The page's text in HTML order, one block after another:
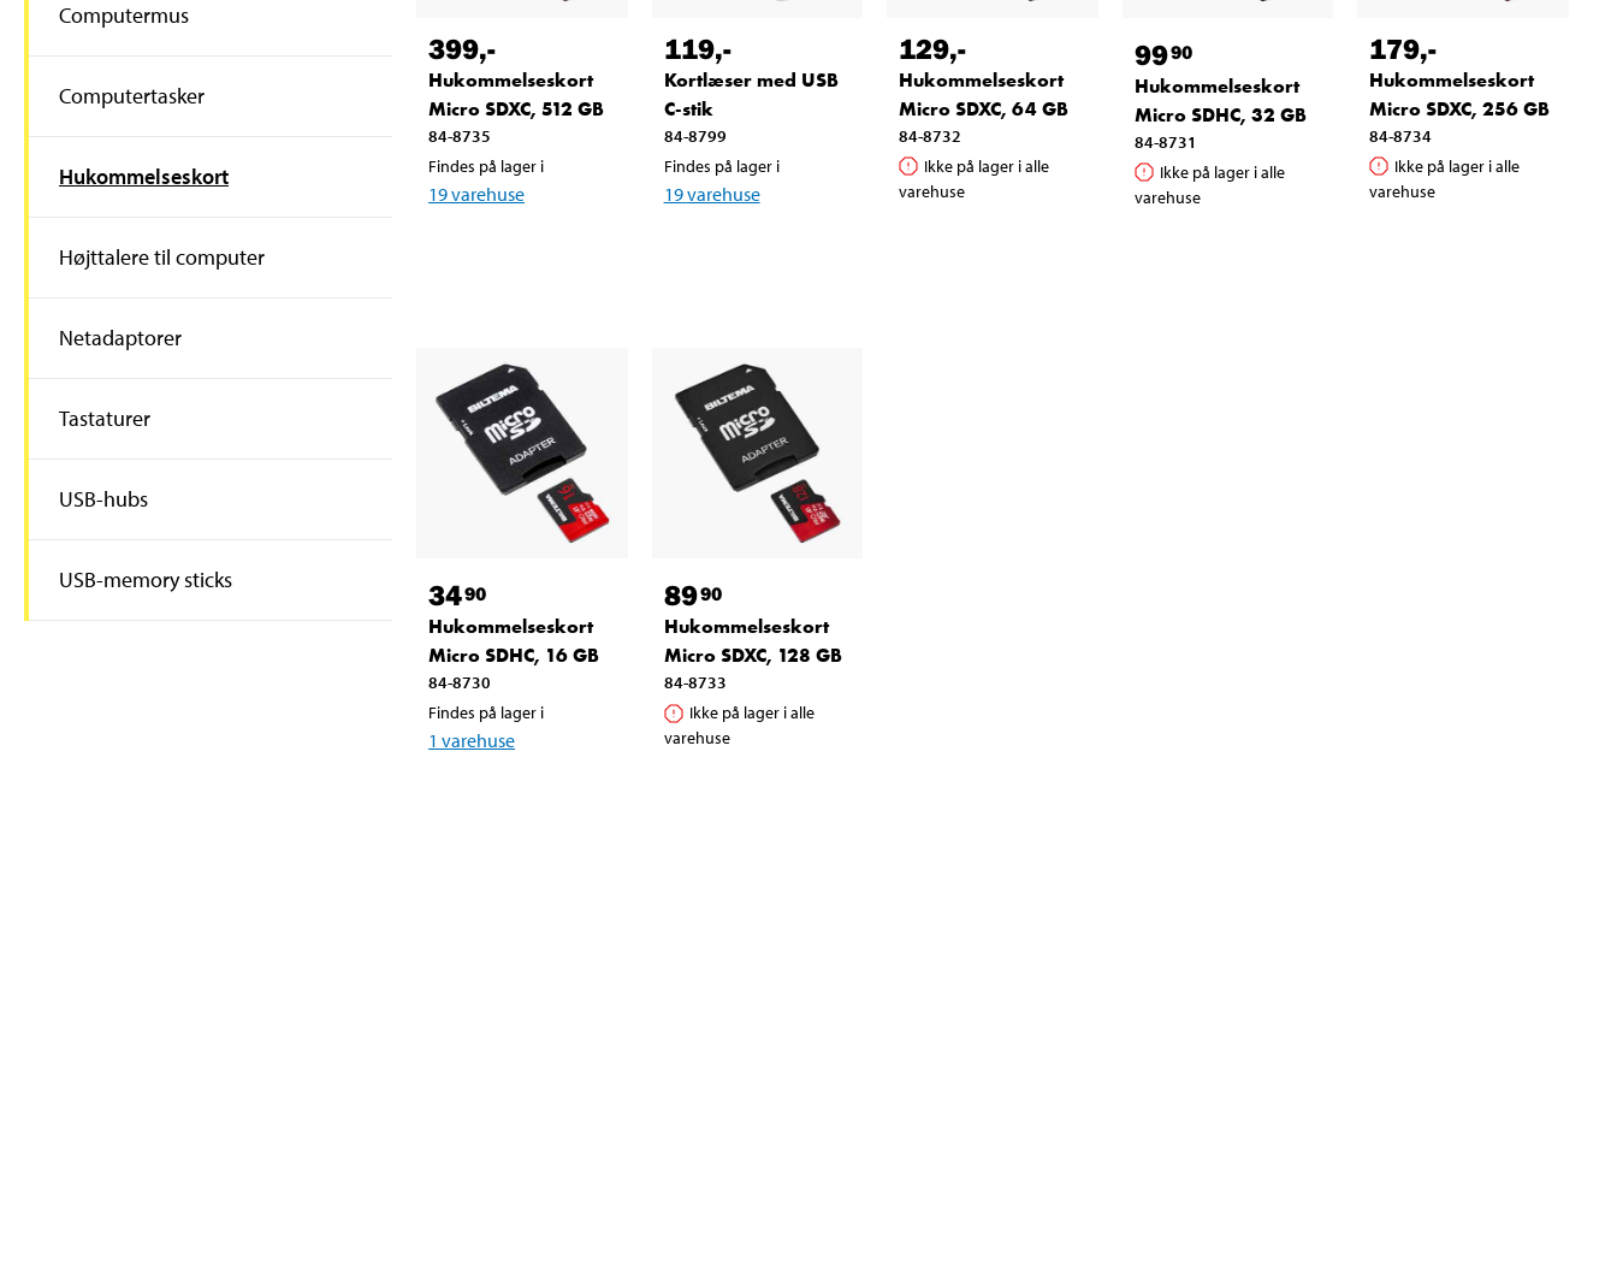
Computermus
Computertasker
Hukommelseskort
Højttalere til computer
Netadaptorer
Tastaturer
USB-hubs
USB-memory sticks
399,-
Hukommelseskort
Micro SDXC, 512 GB
84-8735
Findes på lager i
19varehuse
119,-
Kortlæser med USB
C-stik
84-8799
Findes på lager i
19varehuse
129,-
Hukommelseskort
Micro SDXC, 64 GB
84-8732
Ikke på lager i alle
varehuse
9990
Hukommelseskort
Micro SDHC, 32 GB
84-8731
Ikke på lager i alle
varehuse
179,-
Hukommelseskort
Micro SDXC, 256 GB
84-8734
Ikke på lager i alle
varehuse
3490
Hukommelseskort
Micro SDHC, 16 GB
84-8730
Findes på lager i
1 varehuse
8990
Hukommelseskort
Micro SDXC, 128 GB
84-8733
Ikke på lager i alle
varehuse